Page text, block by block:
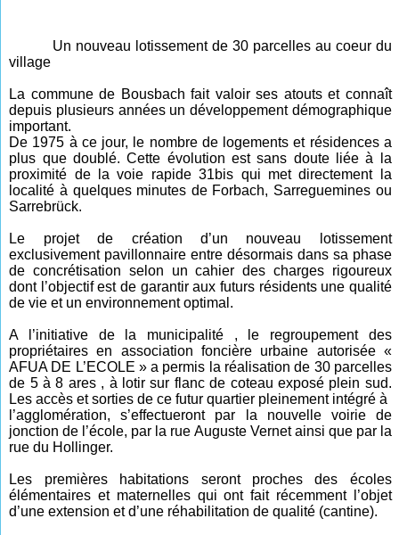
Un nouveau lotissement de 30 parcelles au coeur du
village
La commune de Bousbach fait valoir ses atouts et connaît
depuis plusieurs années un développement démographique
important.
De 1975 à ce jour, le nombre de logements et résidences a
plus que doublé. Cette évolution est sans doute liée à la
proximité de la voie rapide 31bis qui met directement la
localité à quelques minutes de Forbach, Sarreguemines ou
Sarrebrück.
Le projet de création d’un nouveau lotissement
exclusivement pavillonnaire entre désormais dans sa phase
de concrétisation selon un cahier des charges rigoureux
dont l’objectif est de garantir aux futurs résidents une qualité
de vie et un environnement optimal.
A l’initiative de la municipalité , le regroupement des
propriétaires en association foncière urbaine autorisée «
AFUA DE L’ECOLE » a permis la réalisation de 30 parcelles
de 5 à 8 ares , à lotir sur flanc de coteau exposé plein sud.
Les accès et sorties de ce futur quartier pleinement intégré à
l’agglomération, s’effectueront par la nouvelle voirie de
jonction de l’école, par la rue Auguste Vernet ainsi que par la
rue du Hollinger.
Les premières habitations seront proches des écoles
élémentaires et maternelles qui ont fait récemment l’objet
d’une extension et d’une réhabilitation de qualité (cantine).